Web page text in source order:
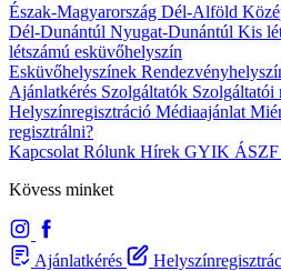
Észak-Magyarország Dél-Alföld
Dél-Dunántúl Nyugat-Dunántúl Kis
létszámú esküvőhelyszín
Esküvőhelyszínek
Ajánlatkérés Szolgáltatók Szolgáltatói
Helyszínregisztráció Médiaajánlat
regisztrálni?
Kapcsolat Rólunk Hírek GYIK ÁSZF
Kövess minket
Ajánlatkérés